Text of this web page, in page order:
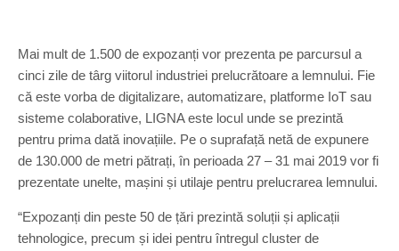
Mai mult de 1.500 de expozanți vor prezenta pe parcursul a
cinci zile de târg viitorul industriei prelucrătoare a lemnului. Fie
că este vorba de digitalizare, automatizare, platforme IoT sau
sisteme colaborative, LIGNA este locul unde se prezintă
pentru prima dată inovațiile. Pe o suprafață netă de expunere
de 130.000 de metri pătrați, în perioada 27 – 31 mai 2019 vor fi
prezentate unelte, mașini și utilaje pentru prelucrarea lemnului.
“Expozanți din peste 50 de țări prezintă soluții și aplicații
tehnologice, precum și idei pentru întregul cluster de